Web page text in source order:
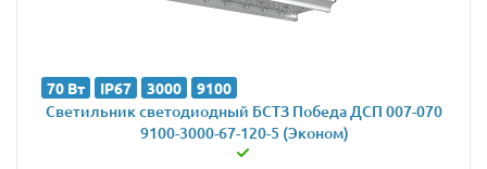
70 Вт IP67 3000 9100
Светильник светодиодный БСТЗ Победа ДСП 007-070
9100-3000-67-120-5 (Эконом)